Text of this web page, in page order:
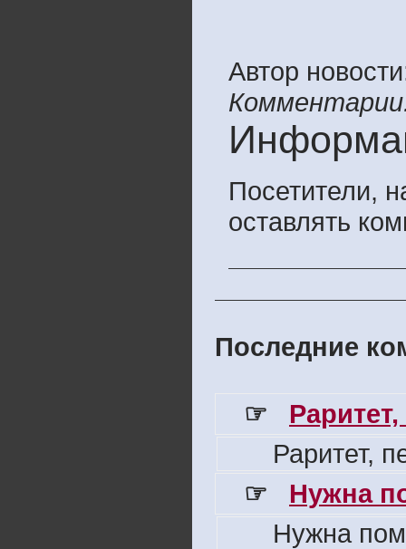
Автор
Посетители,
оставлять
Последние
☞
Раритет,
☞
Нужна
Нужна